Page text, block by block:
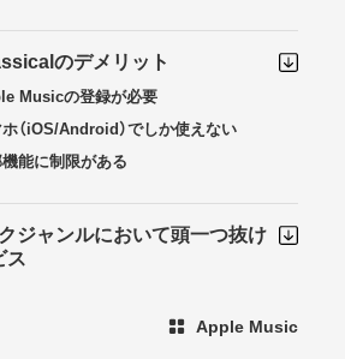
のデメリット
Musicの登録が必要
ホ（iOS/Android）でしか使えない
機能に制限がある
ジャンルにおいて頭一つ抜け
ス
Apple Music